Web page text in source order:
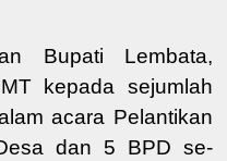
Bupati Lembata,
kepada sejumlah
acara Pelantikan
dan 5 BPD se-